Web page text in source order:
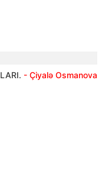
- Çiyalə Osmanova